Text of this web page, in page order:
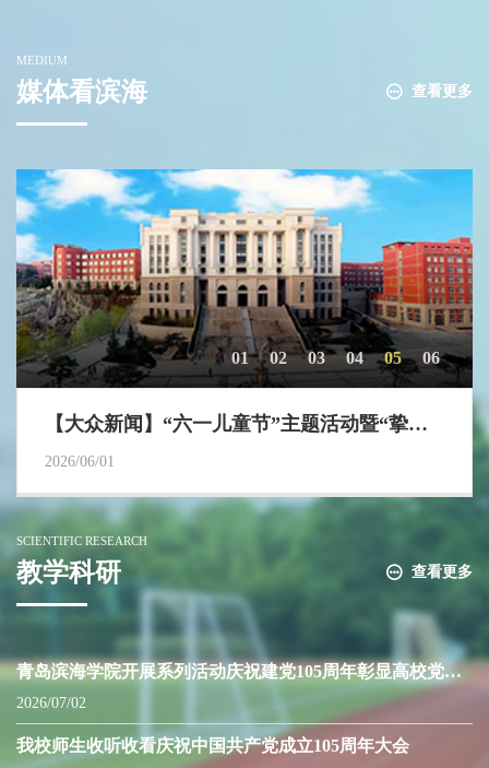
MEDIUM
媒体看滨海 查看更多
【中国教育报头版】习近平总书记在庆祝中国共产党成立105周年大会上的重要讲话在教...
2026/07/06
【青岛早报】抗衰老医学研究与转化国际联合实验室在青岛滨海学院揭牌成立
2026/06/16
【大众日报】青岛滨海学院与崂山风景区管理局 共同推进地衣生态研究
2026/06/09
【大众日报】从“青椒”到“头雁”：青岛滨海学院青年教师成长的“党建密码”
2026/06/08
【大众新闻】“六一儿童节”主题活动暨“挚友真情”你讲我听互学沙龙
2026/06/01
【科技日报】滨海健康人居与环境智慧管控联合实验室在青岛滨海学院成立
2026/06/01
01 02 03 04 05 06
SCIENTIFIC RESEARCH
教学科研 查看更多
青岛滨海学院开展系列活动庆祝建党105周年彰显高校党性底色
2026/07/02
我校师生收听收看庆祝中国共产党成立105周年大会